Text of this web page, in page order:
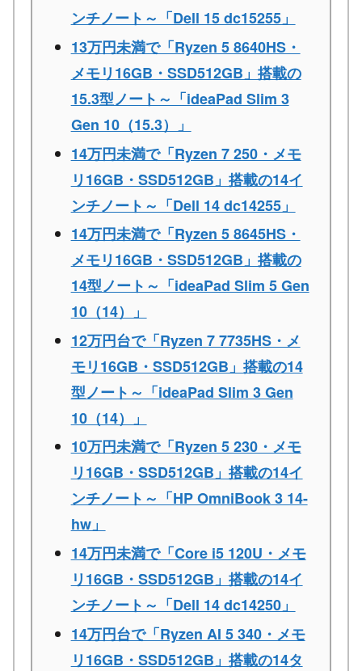
ンチノート～「Dell 15 dc15255」
13万円未満で「Ryzen 5 8640HS・
メモリ16GB・SSD512GB」搭載の
15.3型ノート～「ideaPad Slim 3
Gen 10（15.3）」
14万円未満で「Ryzen 7 250・メモ
リ16GB・SSD512GB」搭載の14イ
ンチノート～「Dell 14 dc14255」
14万円未満で「Ryzen 5 8645HS・
メモリ16GB・SSD512GB」搭載の
14型ノート～「ideaPad Slim 5 Gen
10（14）」
12万円台で「Ryzen 7 7735HS・メ
モリ16GB・SSD512GB」搭載の14
型ノート～「ideaPad Slim 3 Gen
10（14）」
10万円未満で「Ryzen 5 230・メモ
リ16GB・SSD512GB」搭載の14イ
ンチノート～「HP OmniBook 3 14-
hw」
14万円未満で「Core i5 120U・メモ
リ16GB・SSD512GB」搭載の14イ
ンチノート～「Dell 14 dc14250」
14万円台で「Ryzen AI 5 340・メモ
リ16GB・SSD512GB」搭載の14タ